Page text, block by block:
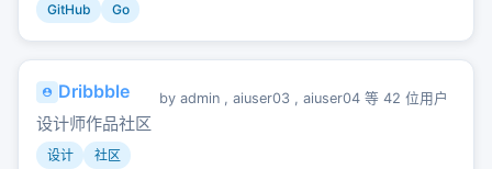
GitHub Go
Dribbble by admin , aiuser03 , aiuser04 等 42 位用户
设计师作品社区
设计 社区